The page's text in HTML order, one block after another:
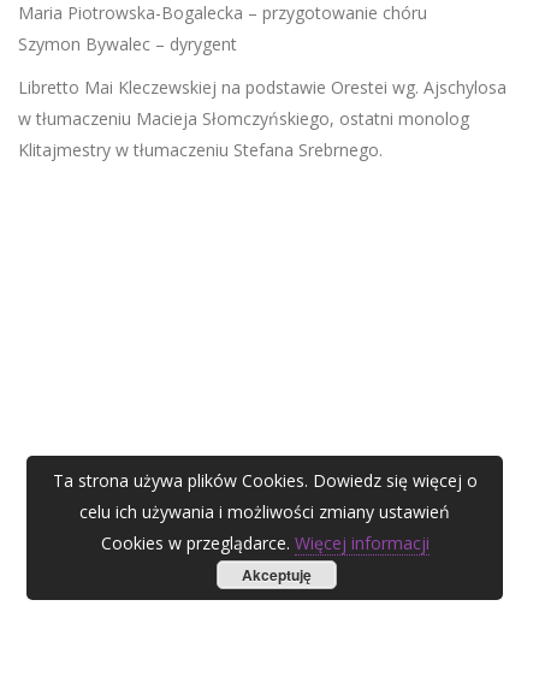
Maria Piotrowska-Bogalecka – przygotowanie chóru
Szymon Bywalec – dyrygent
Libretto Mai Kleczewskiej na podstawie Orestei wg. Ajschylosa
w tłumaczeniu Macieja Słomczyńskiego, ostatni monolog
Klitajmestry w tłumaczeniu Stefana Srebrnego.
Ta strona używa plików Cookies. Dowiedz się więcej o
celu ich używania i możliwości zmiany ustawień
Cookies w przeglądarce. Więcej informacji
Akceptuję